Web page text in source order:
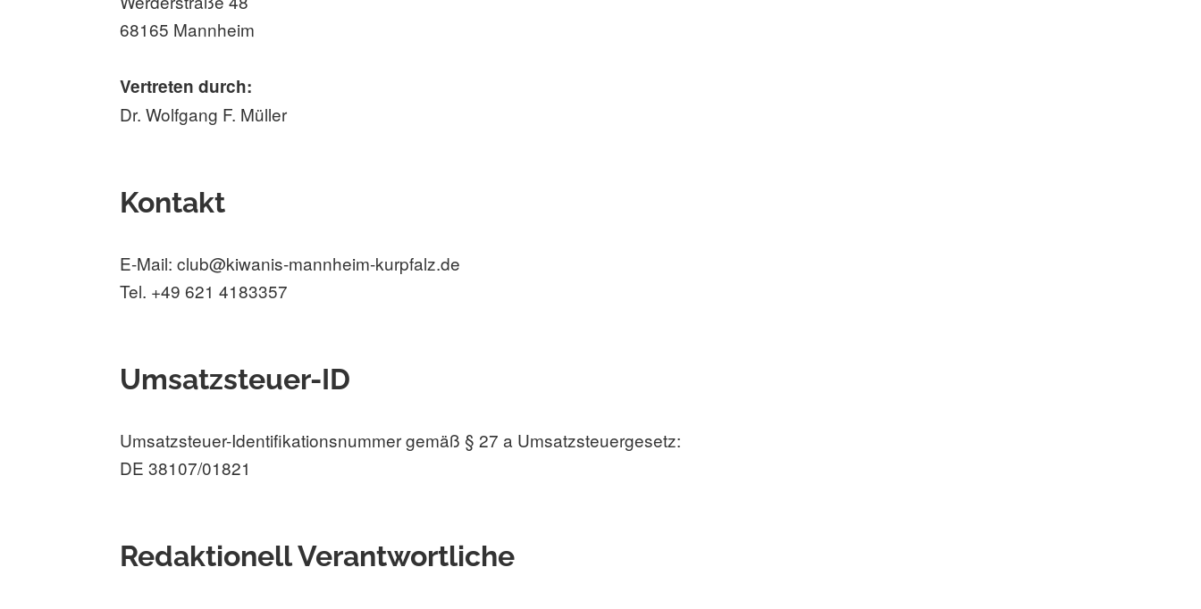
68165 Mannheim
Vertreten durch:
Dr. Wolfgang F. Müller
Kontakt
E-Mail: club@kiwanis-mannheim-kurpfalz.de
Tel. +49 621 4183357
Umsatzsteuer-ID
Umsatzsteuer-Identifikationsnummer gemäß § 27 a Umsatzsteuergesetz:
DE 38107/01821
Redaktionell Verantwortliche